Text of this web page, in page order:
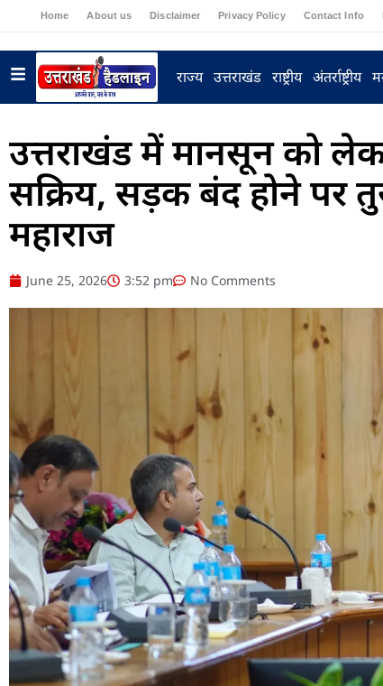
Home About us Disclaimer Privacy Policy Contact Info
राज्य उत्तराखंड राष्ट्रीय अंतर्राष्ट्रीय
उत्तराखंड में मानसून को
सक्रिय, सड़क बंद होने पर
महाराज
June 25, 2026 3:52 pm No Comments